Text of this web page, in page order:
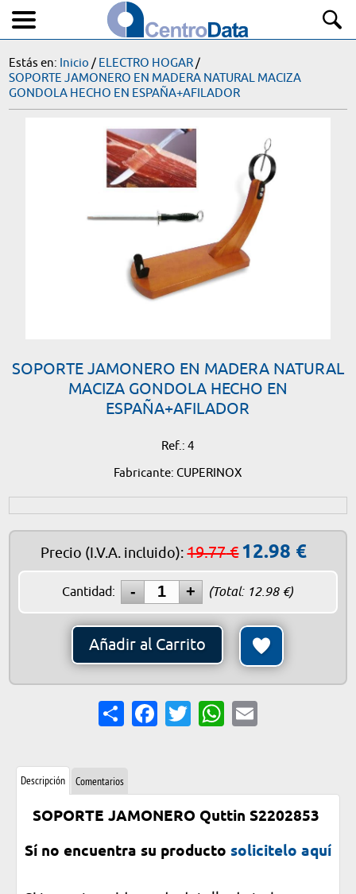
Estás en: Inicio / ELECTRO HOGAR/
SOPORTE JAMONERO EN MADERA NATURAL MACIZA
GONDOLA HECHO EN ESPAÑA+AFILADOR
SOPORTE JAMONERO EN MADERA NATURAL
MACIZA GONDOLA HECHO EN
ESPAÑA+AFILADOR
Ref.: 4
Fabricante: CUPERINOX
Precio (I.V.A. incluido): 19.77€12.98 €
Cantidad: (Total: 12.98€)
Añadir al Carrito
Share FacebookTwitterWhatsApp
Email
Descripción Comentarios
SOPORTE JAMONERO Quttin S2202853
Sí no encuentra su producto solicitelo aquí